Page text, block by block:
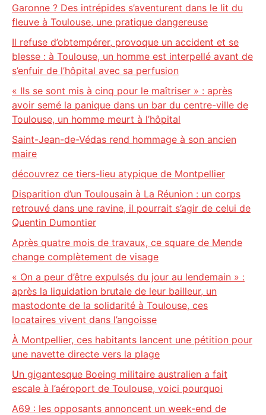
Garonne ? Des intrépides s’aventurent dans le lit du
fleuve à Toulouse, une pratique dangereuse
Il refuse d’obtempérer, provoque un accident et se
blesse : à Toulouse, un homme est interpellé avant de
s’enfuir de l’hôpital avec sa perfusion
« Ils se sont mis à cinq pour le maîtriser » : après
avoir semé la panique dans un bar du centre-ville de
Toulouse, un homme meurt à l’hôpital
Saint-Jean-de-Védas rend hommage à son ancien
maire
découvrez ce tiers-lieu atypique de Montpellier
Disparition d’un Toulousain à La Réunion : un corps
retrouvé dans une ravine, il pourrait s’agir de celui de
Quentin Dumontier
Après quatre mois de travaux, ce square de Mende
change complètement de visage
« On a peur d’être expulsés du jour au lendemain » :
après la liquidation brutale de leur bailleur, un
mastodonte de la solidarité à Toulouse, ces
locataires vivent dans l’angoisse
À Montpellier, ces habitants lancent une pétition pour
une navette directe vers la plage
Un gigantesque Boeing militaire australien a fait
escale à l’aéroport de Toulouse, voici pourquoi
A69 : les opposants annoncent un week-end de